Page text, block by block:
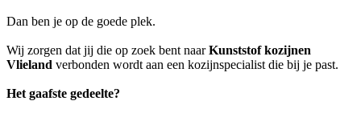
Dan ben je op de goede plek.
Wij zorgen dat jij die op zoek bent naarKunststof kozijnen
Vlieland verbonden wordt aan een kozijnspecialist die bij je past.
Het gaafste gedeelte?